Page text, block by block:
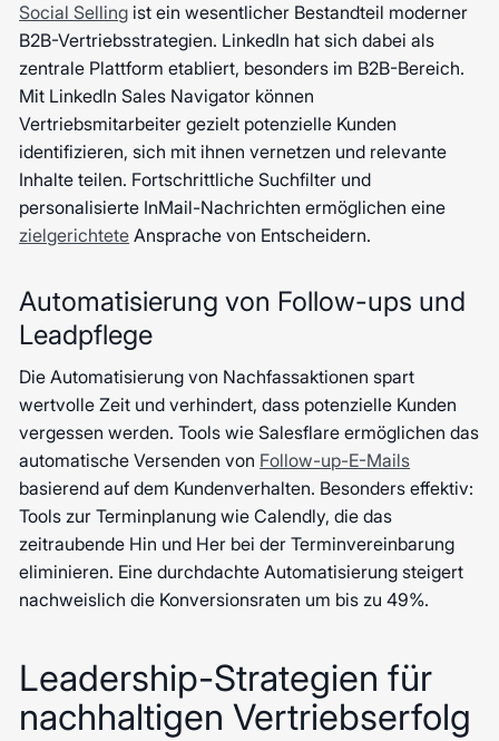
Social Selling ist ein wesentlicher Bestandteil moderner
B2B-Vertriebsstrategien. LinkedIn hat sich dabei als
zentrale Plattform etabliert, besonders im B2B-Bereich.
Mit LinkedIn Sales Navigator können
Vertriebsmitarbeiter gezielt potenzielle Kunden
identifizieren, sich mit ihnen vernetzen und relevante
Inhalte teilen. Fortschrittliche Suchfilter und
personalisierte InMail-Nachrichten ermöglichen eine
zielgerichtete Ansprache von Entscheidern.
Automatisierung von Follow-ups und
Leadpflege
Die Automatisierung von Nachfassaktionen spart
wertvolle Zeit und verhindert, dass potenzielle Kunden
vergessen werden. Tools wie Salesflare ermöglichen das
automatische Versenden von Follow-up-E-Mails
basierend auf dem Kundenverhalten. Besonders effektiv:
Tools zur Terminplanung wie Calendly, die das
zeitraubende Hin und Her bei der Terminvereinbarung
eliminieren. Eine durchdachte Automatisierung steigert
nachweislich die Konversionsraten um bis zu 49%.
Leadership-Strategien für
nachhaltigen Vertriebserfolg